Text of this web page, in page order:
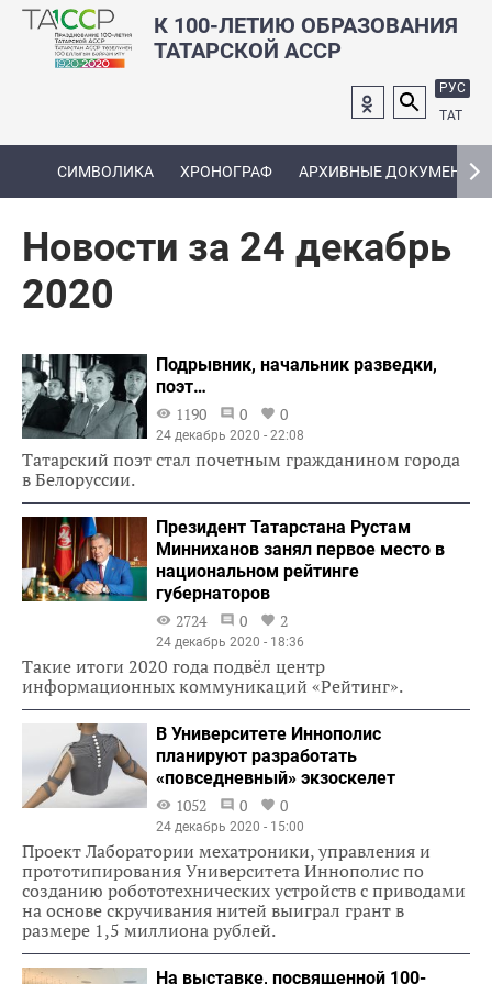
К 100-ЛЕТИЮ ОБРАЗОВАНИЯ
ТАТАРСКОЙ АССР
РУС
ТАТ
СИМВОЛИКА ХРОНОГРАФ АРХИВНЫЕ ДОКУМЕНТЫ
Новости за 24 декабрь
2020
Подрывник, начальник разведки,
поэт…
1190
0 0
24 декабрь 2020 - 22:08
Татарский поэт стал почетным гражданином города
в Белоруссии.
Президент Татарстана Рустам
Минниханов занял первое место в
национальном рейтинге
губернаторов
2724
0 2
24 декабрь 2020 - 18:36
Такие итоги 2020 года подвёл центр
информационных коммуникаций «Рейтинг».
В Университете Иннополис
планируют разработать
«повседневный» экзоскелет
1052
0 0
24 декабрь 2020 - 15:00
Проект Лаборатории мехатроники, управления и
прототипирования Университета Иннополис по
созданию робототехнических устройств с приводами
на основе скручивания нитей выиграл грант в
размере 1,5 миллиона рублей.
На выставке, посвященной 100-